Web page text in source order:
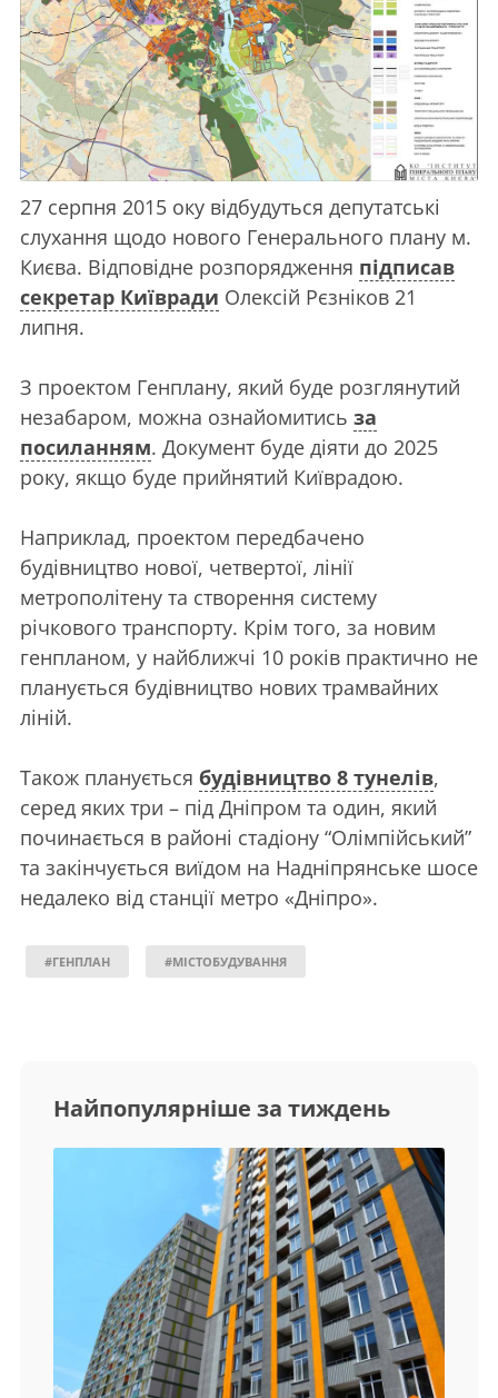
27 серпня 2015 оку відбудуться депутатські
слухання щодо нового Генерального плану м.
Києва. Відповідне розпорядження підписав
секретар Київради Олексій Рєзніков 21
липня.
З проектом Генплану, який буде розглянутий
незабаром, можна ознайомитись за
посиланням. Документ буде діяти до 2025
року, якщо буде прийнятий Київрадою.
Наприклад, проектом передбачено
будівництво нової, четвертої, лінії
метрополітену та створення систему
річкового транспорту. Крім того, за новим
генпланом, у найближчі 10 років практично не
планується будівництво нових трамвайних
ліній.
Також планується будівництво 8 тунелів,
серед яких три – під Дніпром та один, який
починається в районі стадіону “Олімпійський”
та закінчується виїдом на Надніпрянське шосе
недалеко від станції метро «Дніпро».
#ГЕНПЛАН #МІСТОБУДУВАННЯ
Найпопулярніше за тиждень